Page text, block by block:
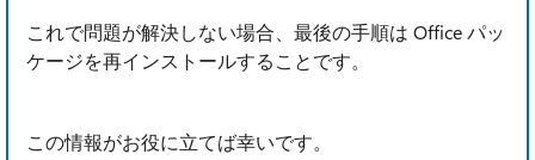
これで問題が解決しない場合、最後の手順は Office パッ
ケージを再インストールすることです。
この情報がお役に立てば幸いです。